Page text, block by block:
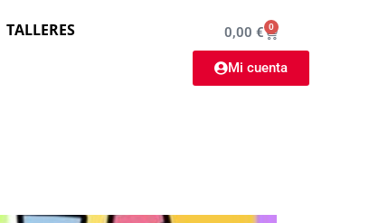
TALLERES 0,00€ 0
Mi cuenta